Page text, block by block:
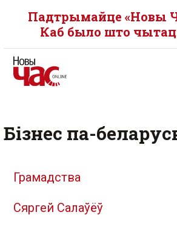
Падтрымайце «Новы
Каб было што
Бізнес па-
Грамадства
Сяргей Салаўёў